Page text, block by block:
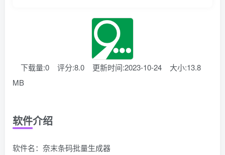
下载量:0 评分:8.0 更新时间:2023-10-24
大小:13.8
MB
软件介绍
软件名：奈末条码批量生成器